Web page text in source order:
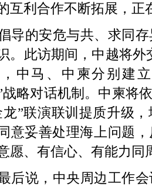
互利合作不断拓展，
导的安危与共、求同
。此访期间，中越将外
中马、中柬分别建
战略对话机制。中柬将
龙”联演联训提质升级
意妥善处理海上问题
愿、有信心、有能力
后说，中央周边工作